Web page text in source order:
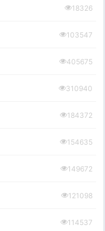
18326
103547
405675
310940
184372
154635
149672
121098
114537